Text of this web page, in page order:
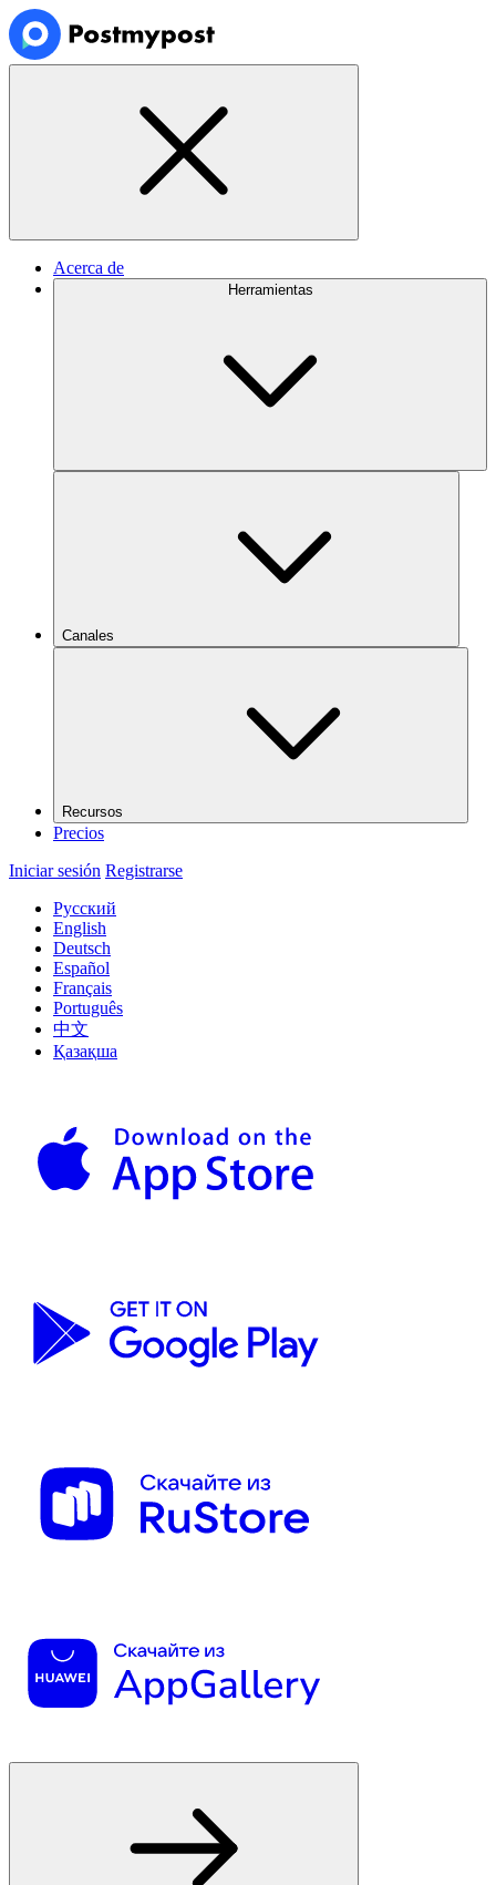
Acerca de
Herramientas
Canales
Recursos
Precios
Iniciar sesión Registrarse
Русский
English
Deutsch
Español
Français
Português
中文
Қазақша